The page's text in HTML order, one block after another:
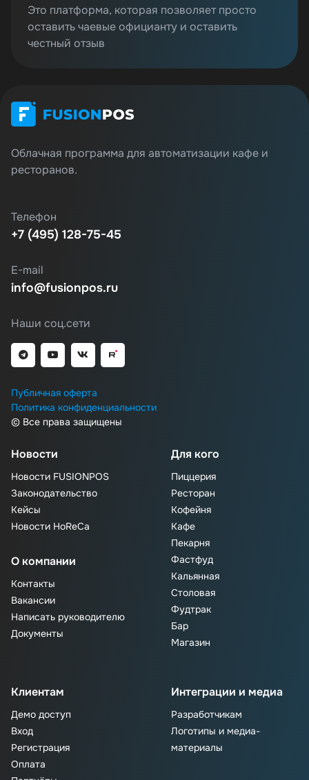
Это платформа, которая позволяет просто
оставить чаевые официанту и оставить
честный отзыв
Облачная программа для автоматизации кафе и
ресторанов.
Телефон
+7 (495) 128-75-45
E-mail
info@fusionpos.ru
Наши соц.сети
Публичная оферта
Политика конфиденциальности
© Все права защищены
Новости
Новости FUSIONPOS
Законодательство
Кейсы
Новости HoReCa
О компании
Контакты
Вакансии
Написать руководителю
Документы
Для кого
Пиццерия
Ресторан
Кофейня
Кафе
Пекарня
Фастфуд
Кальянная
Столовая
Фудтрак
Бар
Магазин
Клиентам
Демо доступ
Вход
Регистрация
Оплата
Интеграции и медиа
Разработчикам
Логотипы и медиа-
материалы